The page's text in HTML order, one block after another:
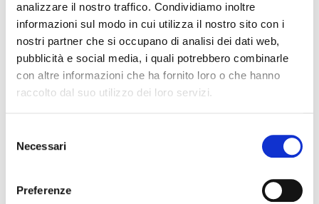
analizzare il nostro traffico. Condividiamo inoltre
informazioni sul modo in cui utilizza il nostro sito con i
nostri partner che si occupano di analisi dei dati web,
pubblicità e social media, i quali potrebbero combinarle
con altre informazioni che ha fornito loro o che hanno
raccolto dal suo utilizzo dei loro servizi.
delNecessari
Preferenze
Attraverso le principali denominazioni Barolo,
con alcune escursioni in Piemonte.
(facoltativa) di ordinare altri piatti a Vostra scelta
Una degustazione tematica, nel segno della